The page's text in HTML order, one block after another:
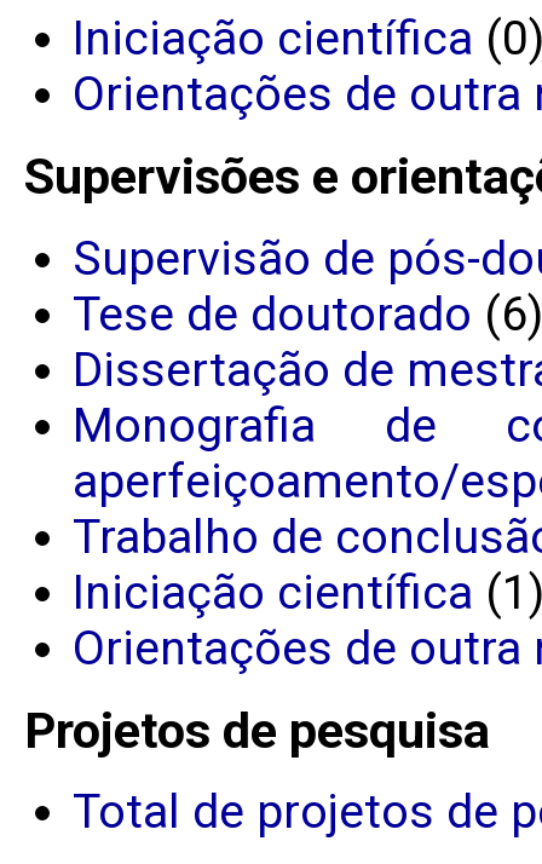
Iniciação científica
Orientações de outra
Supervisões e
Supervisão de pós-
Tese de doutorado (6)
Dissertação de
Monografia de
aperfeiçoamento/
Trabalho de
Iniciação científica
Orientações de outra
Projetos de pesquisa
Total de projetos de